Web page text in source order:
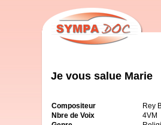
Je vous salue Marie
Compositeur
Rey
Nbre de Voix
4VM